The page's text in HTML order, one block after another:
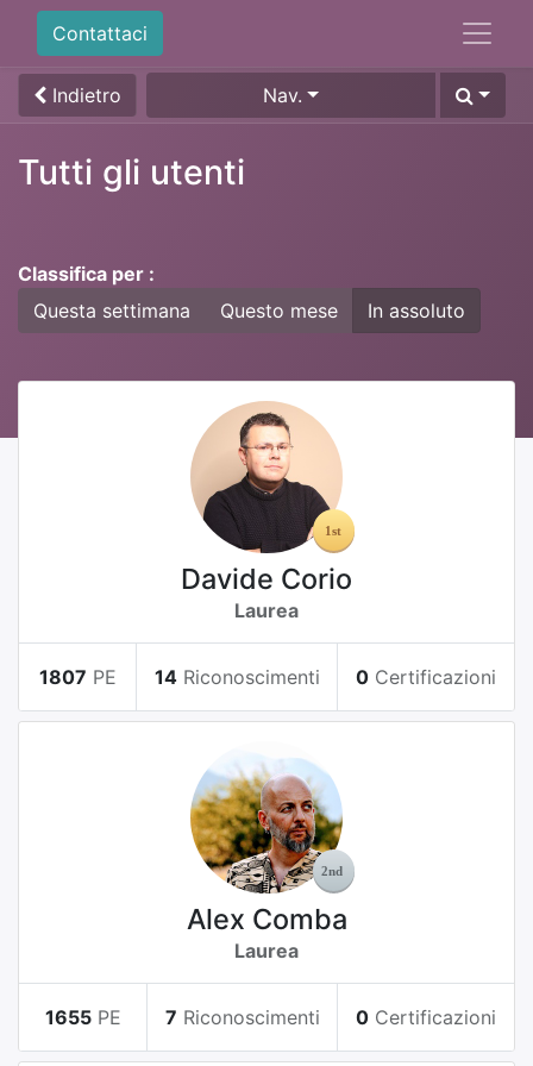
Contattaci
Indietro Nav.
Tutti gli utenti
Classifica per :
Questa settimana
Questo mese In assoluto
Davide Corio
Laurea
1807 PE 14 Riconoscimenti 0 Certificazioni
Alex Comba
Laurea
1655 PE 7 Riconoscimenti 0 Certificazioni